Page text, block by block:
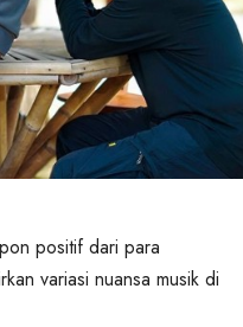
positif dari para
variasi nuansa musik di